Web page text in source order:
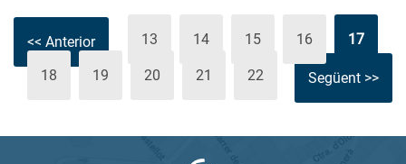
<< Anterior 13 14 15 16 17
18 19 20 21 22 Següent >>